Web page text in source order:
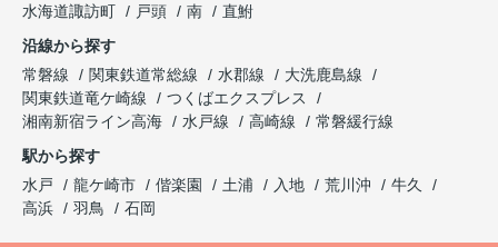
水海道諏訪町
戸頭 南
直鮒
沿線から探す
常磐線
関東鉄道常総線 水郡線
大洗鹿島線
関東鉄道竜ケ崎線
つくばエクスプレス
湘南新宿ライン高海
水戸線 高崎線
常磐緩行線
駅から探す
水戸
龍ケ崎市 偕楽園 土浦 入地 荒川沖
牛久
高浜
羽鳥 石岡